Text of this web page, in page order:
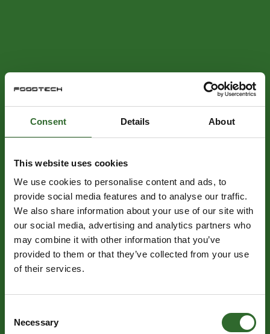
Consent Details About
This website uses cookies
We use cookies to personalise content and ads, to
provide social media features and to analyse our traffic.
We also share information about your use of our site with
our social media, advertising and analytics partners who
may combine it with other information that you’ve
provided to them or that they’ve collected from your use
of their services.
Selection
Necessary